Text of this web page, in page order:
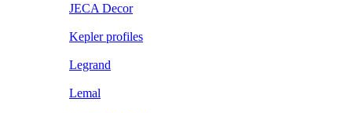
JECA Decor
Kepler profiles
Legrand
Lemal